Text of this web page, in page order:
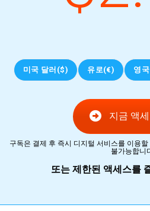
미국 달러($) 유로(€) 영
지금 액
구독은 결제 후 즉시 디지털 서비스를 이용
불가능합니
또는 제한된 액세스를